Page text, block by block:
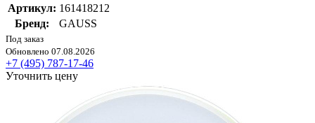
Артикул: 161418212
Бренд:
GAUSS
Под заказ
Обновлено 07.08.2026
+7 (495) 787-17-46
Уточнить цену